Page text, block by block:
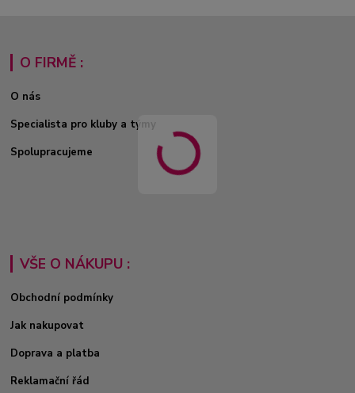
O FIRMĚ :
O nás
Specialista pro kluby a týmy
Spolupracujeme
VŠE O NÁKUPU :
Obchodní podmínky
Jak nakupovat
Doprava a platba
Reklamační řád